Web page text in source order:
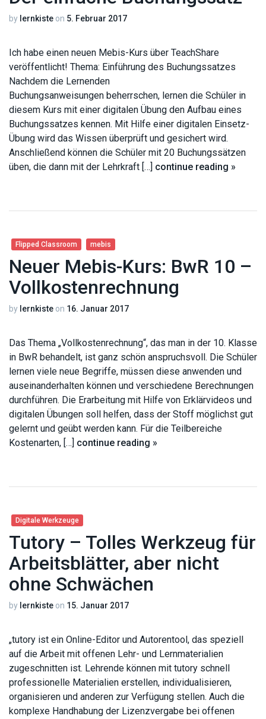
by lernkiste on 5. Februar 2017
Ich habe einen neuen Mebis-Kurs über TeachShare
veröffentlicht! Thema: Einführung des Buchungssatzes
Nachdem die Lernenden
Buchungsanweisungen beherrschen, lernen die Schüler in
diesem Kurs mit einer digitalen Übung den Aufbau eines
Buchungssatzes kennen. Mit Hilfe einer digitalen Einsetz-
Übung wird das Wissen überprüft und gesichert wird.
Anschließend können die Schüler mit 20 Buchungssätzen
üben, die dann mit der Lehrkraft […] continue reading »
Flipped Classroom mebis
Neuer Mebis-Kurs: BwR 10 –
Vollkostenrechnung
by lernkiste on 16. Januar 2017
Das Thema „Vollkostenrechnung“, das man in der 10. Klasse
in BwR behandelt, ist ganz schön anspruchsvoll. Die Schüler
lernen viele neue Begriffe, müssen diese anwenden und
auseinanderhalten können und verschiedene Berechnungen
durchführen. Die Erarbeitung mit Hilfe von Erklärvideos und
digitalen Übungen soll helfen, dass der Stoff möglichst gut
gelernt und geübt werden kann. Für die Teilbereiche
Kostenarten, […] continue reading »
Digitale Werkzeuge
Tutory – Tolles Werkzeug für
Arbeitsblätter, aber nicht
ohne Schwächen
by lernkiste on 15. Januar 2017
„tutory ist ein Online-Editor und Autorentool, das speziell
auf die Arbeit mit offenen Lehr- und Lernmaterialien
zugeschnitten ist. Lehrende können mit tutory schnell
professionelle Materialien erstellen, individualisieren,
organisieren und anderen zur Verfügung stellen. Auch die
komplexe Handhabung der Lizenzvergabe bei offenen